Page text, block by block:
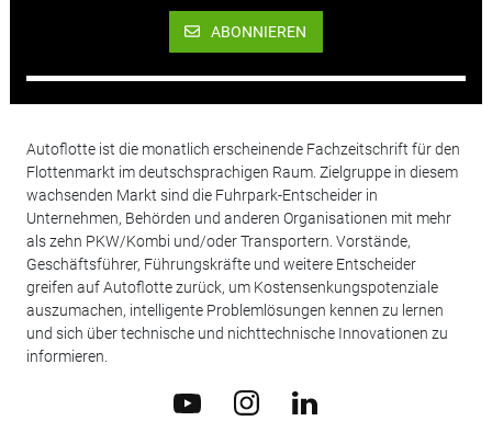
ABONNIEREN
Autoflotte ist die monatlich erscheinende Fachzeitschrift für den
Flottenmarkt im deutschsprachigen Raum. Zielgruppe in diesem
wachsenden Markt sind die Fuhrpark-Entscheider in
Unternehmen, Behörden und anderen Organisationen mit mehr
als zehn PKW/Kombi und/oder Transportern. Vorstände,
Geschäftsführer, Führungskräfte und weitere Entscheider
greifen auf Autoflotte zurück, um Kostensenkungspotenziale
auszumachen, intelligente Problemlösungen kennen zu lernen
und sich über technische und nichttechnische Innovationen zu
informieren.